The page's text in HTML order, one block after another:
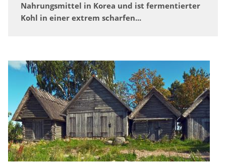
Nahrungsmittel in Korea und ist fermentierter
Kohl in einer extrem scharfen...